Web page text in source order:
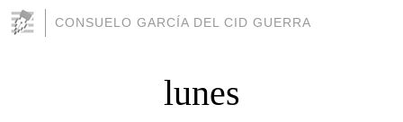
CONSUELO GARCÍA DEL CID GUERRA
lunes